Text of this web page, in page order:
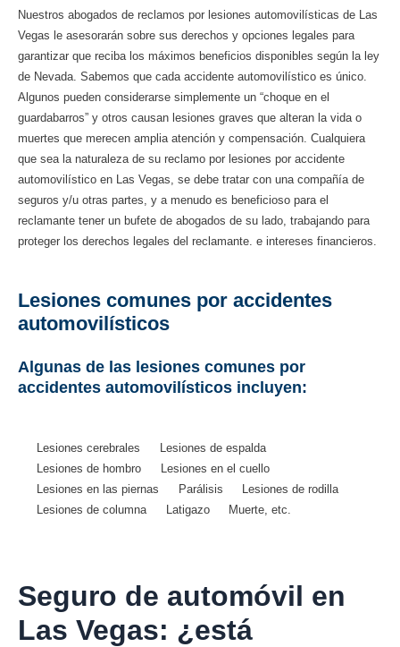
Nuestros abogados de reclamos por lesiones automovilísticas de Las
Vegas le asesorarán sobre sus derechos y opciones legales para
garantizar que reciba los máximos beneficios disponibles según la ley
de Nevada. Sabemos que cada accidente automovilístico es único.
Algunos pueden considerarse simplemente un “choque en el
guardabarros” y otros causan lesiones graves que alteran la vida o
muertes que merecen amplia atención y compensación. Cualquiera
que sea la naturaleza de su reclamo por lesiones por accidente
automovilístico en Las Vegas, se debe tratar con una compañía de
seguros y/u otras partes, y a menudo es beneficioso para el
reclamante tener un bufete de abogados de su lado, trabajando para
proteger los derechos legales del reclamante. e intereses financieros.
Lesiones comunes por accidentes
automovilísticos
Algunas de las lesiones comunes por
accidentes automovilísticos incluyen:
Lesiones cerebrales
Lesiones de espalda
Lesiones de hombro
Lesiones en el cuello
Lesiones en las piernas
Parálisis
Lesiones de rodilla
Lesiones de columna
Latigazo Muerte, etc.
Seguro de automóvil en
Las Vegas: ¿está